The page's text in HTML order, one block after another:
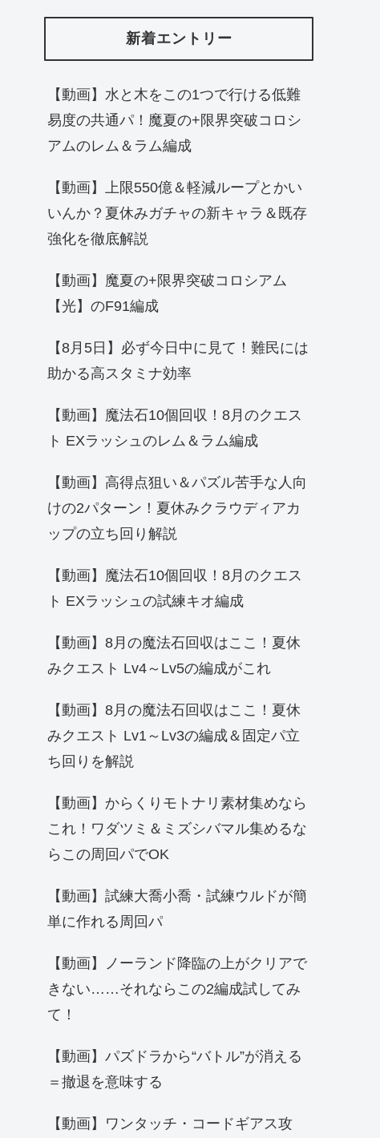
新着エントリー
【動画】水と木をこの1つで行ける低難
易度の共通パ！魔夏の+限界突破コロシ
アムのレム＆ラム編成
【動画】上限550億＆軽減ループとかい
いんか？夏休みガチャの新キャラ＆既存
強化を徹底解説
【動画】魔夏の+限界突破コロシアム
【光】のF91編成
【8月5日】必ず今日中に見て！難民には
助かる高スタミナ効率
【動画】魔法石10個回収！8月のクエス
ト EXラッシュのレム＆ラム編成
【動画】高得点狙い＆パズル苦手な人向
けの2パターン！夏休みクラウディアカ
ップの立ち回り解説
【動画】魔法石10個回収！8月のクエス
ト EXラッシュの試練キオ編成
【動画】8月の魔法石回収はここ！夏休
みクエスト Lv4～Lv5の編成がこれ
【動画】8月の魔法石回収はここ！夏休
みクエスト Lv1～Lv3の編成＆固定パ立
ち回りを解説
【動画】からくりモトナリ素材集めなら
これ！ワダツミ＆ミズシバマル集めるな
らこの周回パでOK
【動画】試練大喬小喬・試練ウルドが簡
単に作れる周回パ
【動画】ノーランド降臨の上がクリアで
きない……それならこの2編成試してみ
て！
【動画】パズドラから“バトル”が消える
＝撤退を意味する
【動画】ワンタッチ・コードギアス攻